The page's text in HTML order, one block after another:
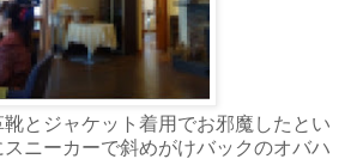
とジャケット着用でお邪魔したとい
ニーカーで斜めがけバックのオバハ